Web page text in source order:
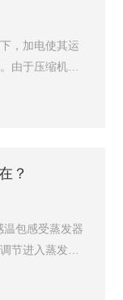
经冷凝器的...
，加电使其运
由于压缩机内
正常的压缩
用万用表选用R
电...
？
包感受蒸发器
节进入蒸发器
大，即制冷剂